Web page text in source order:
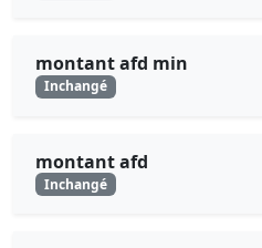
montant afd min
Inchangé
montant afd
Inchangé